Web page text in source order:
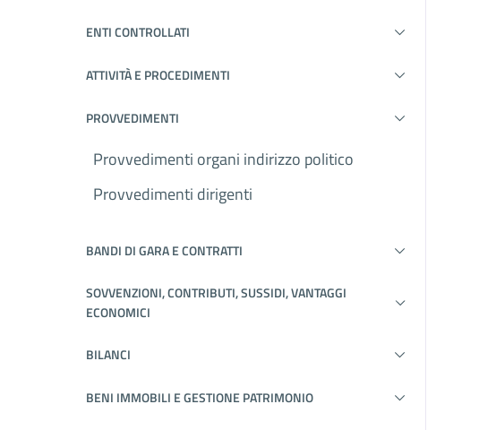
ENTI CONTROLLATI
ATTIVITÀ E PROCEDIMENTI
PROVVEDIMENTI
Provvedimenti organi indirizzo politico
Provvedimenti dirigenti
BANDI DI GARA E CONTRATTI
SOVVENZIONI, CONTRIBUTI, SUSSIDI, VANTAGGI
ECONOMICI
BILANCI
BENI IMMOBILI E GESTIONE PATRIMONIO